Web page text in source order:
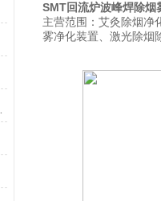
SMT回流炉波峰焊除烟
主营范围：艾灸除烟净
雾净化装置、激光除烟